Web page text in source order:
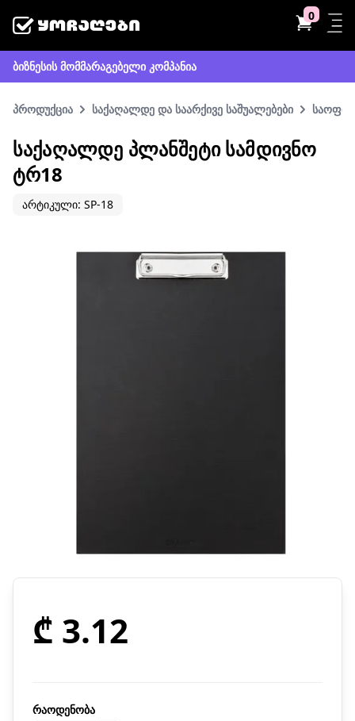
0
ბიზნესის მომმარაგებელი კომპანია
პროდუქცია საქაღალდე და საარქივე საშუალებები
ᲡᲐᲥᲐᲦᲐᲚᲓᲔ ᲞᲚᲐᲜᲨᲔᲢᲘ ᲡᲐᲛᲓᲘᲕᲜᲝ
ᲢᲠ18
არტიკული: SP-18
₾ 3.12
რაოდენობა